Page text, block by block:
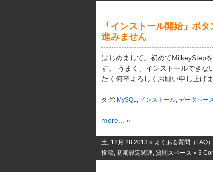
「インストール開始」ボ
進みません
はじめまして。初めてMilkeyStep
す。 うまく、インストールできな
たく何卒よろしくお願い申し上げ
タグ: MySQL, インストール, データベー
more... »
土, 12月 28 2013 » よくある質問（FAQ）
投稿, 初期設定関連, 質問スペース » 3